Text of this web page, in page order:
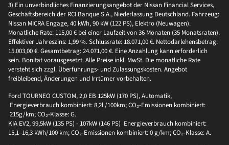
3) Ein unverbindliches Finanzierungsangebot der Nissan Financial Services,
Geschäftsbereich der RCI Banque S.A., Niederlassung Deutschland. Fahrzeug:
Nissan MICRA Engage, 40 kWh, 90 kW (122 PS), Elektro (Neuwagen).
Monatliche Rate: 115,00 € bei einer Laufzeit von 36 Monaten (35 Monatsraten).
Effektiver Jahreszins: 1,99 %. Schlussrate: 18.071,00 €. Nettodarlehensbetrag:
15.003,00 €. Gesamtbetrag: 24.071,00 €. Eine Anzahlung kann erforderlich
sein. Bonität vorausgesetzt. Alle Preise inkl. MwSt. Die monatliche Rate
versteht sich zzgl. Überführungs- und Zulassungskosten. Angebot
freibleibend, Änderungen und Irrtümer vorbehalten.
Ford TOURNEO CUSTOM, 2,0 EB 125kW (170 PS), Automatik,
Energieverbrauch kombiniert: 8,2l /100km; CO₂-Emissionen kombiniert:
215g/km; CO₂-Klasse: G.
KIA EV2, 99,5kW (135 PS) - 107kW (146 PS) Energieverbrauch kombiniert:
15,1–16,3 kWh/100 km; CO₂-Emissionen kombiniert: 0 g/km; CO₂-Klasse: A.